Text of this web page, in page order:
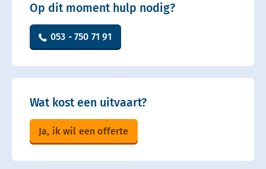
Op dit moment hulp nodig?
053 - 750 71 91
Wat kost een uitvaart?
Ja, ik wil een offerte